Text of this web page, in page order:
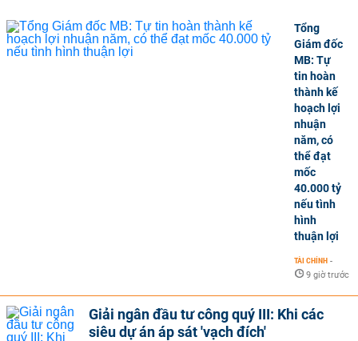
Tổng
Giám đốc
MB: Tự
tin hoàn
thành kế
hoạch lợi
nhuận
năm, có
thể đạt
mốc
40.000 tỷ
nếu tình
hình
thuận lợi
TÀI CHÍNH -
9 giờ trước
Giải ngân đầu tư công quý III: Khi các
siêu dự án áp sát 'vạch đích'